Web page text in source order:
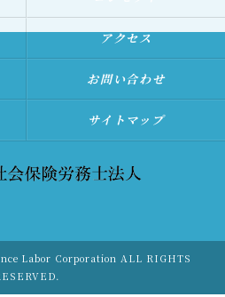
アクセス
お問い合わせ
サイトマップ
Labor Corporation ALL RIGHTS